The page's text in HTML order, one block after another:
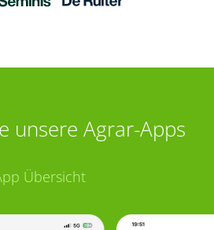
unsere Agrar-Apps
Übersicht